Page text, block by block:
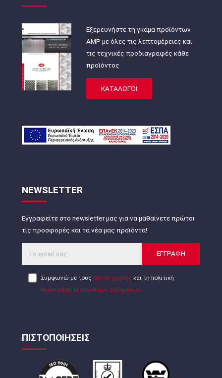
Εξερευνήστε τη γκάμα προϊόντων
AMP με όλες τις λεπτομέρειες και
τις τεχνικές προδιαγραφές κάθε
προϊόντος
ΚΑΤΑΛΟΓΟΙ
NEWSLETTER
Εγγραφείτε στο newsletter μας για να μαθαίνετε πρώτοι
τις προσφορές και τα νέα μας προϊόντα!
ΕΓΓΡΑΦΗ
Συμφωνώ με τους όρους χρήσης και τη πολιτική
προστασίας προσωπικών δεδομένων
ΠΙΣΤΟΠΟΙΗΣΕΙΣ